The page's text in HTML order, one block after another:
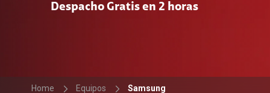
Planes + Netflix
Roaming
Xiaomi
Vivo
Despacho Gratis en 2 horas
Home Equipos Samsung